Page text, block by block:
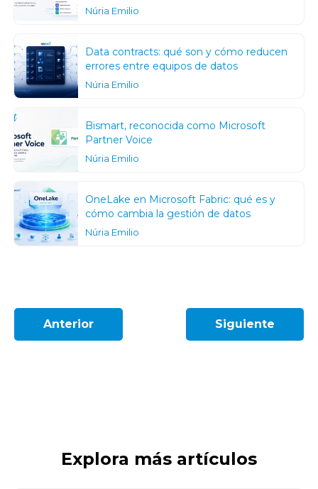
Núria Emilio
Data contracts: qué son y cómo reducen
errores entre equipos de datos
Núria Emilio
Bismart, reconocida como Microsoft
Partner Voice
Núria Emilio
OneLake en Microsoft Fabric: qué es y
cómo cambia la gestión de datos
Núria Emilio
Anterior Siguiente
Explora más artículos